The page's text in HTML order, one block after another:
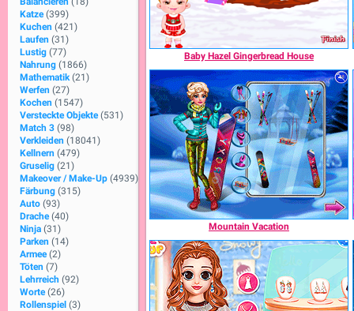
Katze (399)
Kuchen (421)
Laufen (31)
Lustig (77)
Nahrung (1866)
Mathematik (21)
Werfen (27)
Kochen (1547)
Versteckte Objekte (531)
Match 3 (98)
Verkleiden (18041)
Kellnern (479)
Gruselig (21)
Makeover / Make-Up (4939)
Färbung (315)
Auto (93)
Drache (40)
Ninja (31)
Parken (14)
Armee (2)
Töten (7)
Lehrreich (92)
Worte (26)
Rollenspiel (3)
Baby Hazel Gingerbread House
Mountain Vacation